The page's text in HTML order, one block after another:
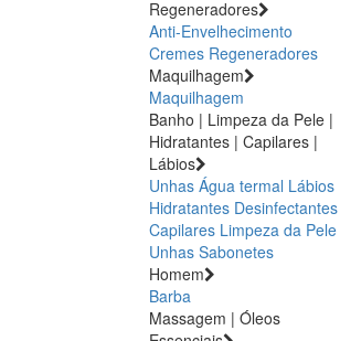
Regeneradores
Anti-Envelhecimento
Cremes Regeneradores
Maquilhagem
Maquilhagem
Banho | Limpeza da Pele |
Hidratantes | Capilares |
Lábios
Unhas Água termal Lábios
Hidratantes Desinfectantes
Capilares Limpeza da Pele
Unhas Sabonetes
Homem
Barba
Massagem | Óleos